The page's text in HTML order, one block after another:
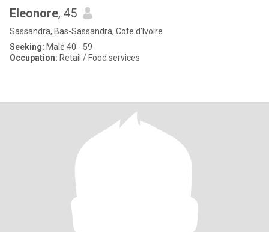
Eleonore, 45
Sassandra, Bas-Sassandra, Cote d'Ivoire
Seeking: Male 40 - 59
Occupation: Retail / Food services